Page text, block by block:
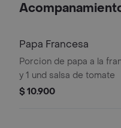
Papa Francesa
Porcion de papa a la
y 1 und salsa de tomate
$ 10.900